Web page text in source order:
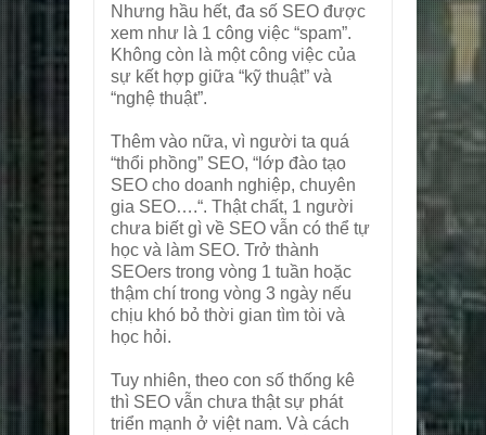
Nhưng hầu hết, đa số SEO được
xem như là 1 công việc “spam”.
Không còn là một công việc của
sự kết hợp giữa “kỹ thuật” và
“nghệ thuật”.
Thêm vào nữa, vì người ta quá
“thổi phồng” SEO, “lớp đào tạo
SEO cho doanh nghiệp, chuyên
gia SEO….“. Thật chất, 1 người
chưa biết gì về SEO vẫn có thể tự
học và làm SEO. Trở thành
SEOers trong vòng 1 tuần hoặc
thậm chí trong vòng 3 ngày nếu
chịu khó bỏ thời gian tìm tòi và
học hỏi.
Tuy nhiên, theo con số thống kê
thì SEO vẫn chưa thật sự phát
triển mạnh ở việt nam. Và cách